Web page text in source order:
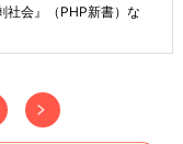
社会』（PHP新書）な